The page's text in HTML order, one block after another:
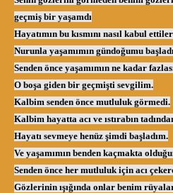
geçmiş bir yaşamdı
Hayatımın bu kısmını nasıl kabul
Nurunla yaşamımın gündoğumu
Senden önce yaşamımın ne kadar
O boşa giden bir geçmişti sevgilim.
Kalbim senden önce mutluluk görmedi.
Kalbim hayatta acı ve ıstırabın
Hayatı sevmeye henüz şimdi başladım.
Ve yaşamımın benden kaçmakta
Senden önce her mutluluk için acı
Gözlerinin ışığında onlar benim